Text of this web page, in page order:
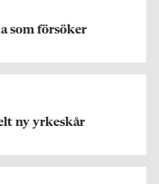
som försöker
ny yrkeskår